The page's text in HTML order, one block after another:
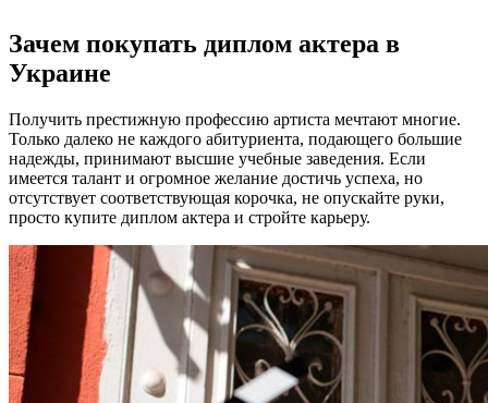
Зачем покупать диплом актера в
Украине
Получить престижную профессию артиста мечтают многие.
Только далеко не каждого абитуриента, подающего большие
надежды, принимают высшие учебные заведения. Если
имеется талант и огромное желание достичь успеха, но
отсутствует соответствующая корочка, не опускайте руки,
просто купите диплом актера и стройте карьеру.